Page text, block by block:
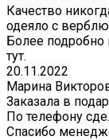
Качество
одеяло с
Более
тут.
20.11.2022
Марина
Заказала в
По телефону
Спасибо